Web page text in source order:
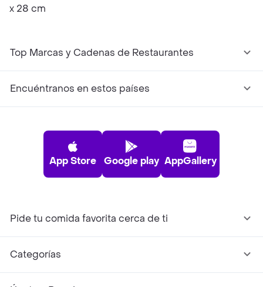
x 28 cm
Top Marcas y Cadenas de Restaurantes
Encuéntranos en estos países
App Store Google play AppGallery
Pide tu comida favorita cerca de ti
Categorías